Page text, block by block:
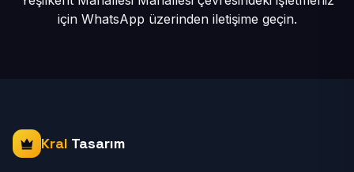
için WhatsApp üzerinden iletişime geçin.
Kral Tasarım